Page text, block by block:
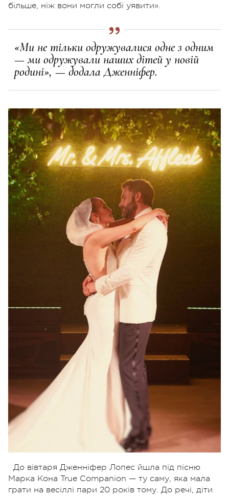
більше, ніж вони могли собі уявити».
«Ми не тільки одружувалися одне з одним
— ми одружували наших дітей у новій
родині», — додала Дженніфер.
До вівтаря Дженніфер Лопес йшла під пісню
Марка Кона True Companion — ту саму, яка мала
грати на весіллі пари 20 років тому. До речі, діти